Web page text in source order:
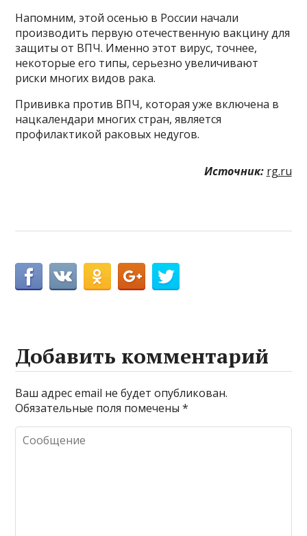
Напомним, этой осенью в России начали
производить первую отечественную вакцину для
защиты от ВПЧ. Именно этот вирус, точнее,
некоторые его типы, серьезно увеличивают
риски многих видов рака.
Прививка против ВПЧ, которая уже включена в
нацкалендари многих стран, является
профилактикой раковых недугов.
Источник: rg.ru
Добавить комментарий
Ваш адрес email не будет опубликован.
Обязательные поля помечены*